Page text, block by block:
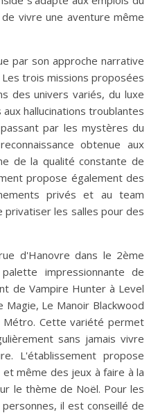
vivre une aventure même
par son approche narrative
trois missions proposées
des univers variés, du luxe
hallucinations troublantes
par les mystères du
obtenue aux
de la qualité constante de
propose également des
privés et au team
privatiser les salles pour des
d'Hanovre dans le 2ème
impressionnante de
de Vampire Hunter à Level
Magie, Le Manoir Blackwood
Métro. Cette variété permet
sans jamais vivre
L'établissement propose
même des jeux à faire à la
le thème de Noël. Pour les
il est conseillé de